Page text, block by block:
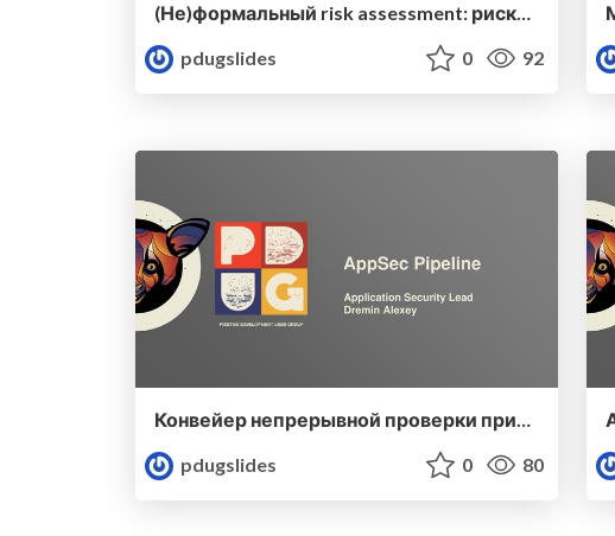
(Не)формальный risk assessment: риски безопасности, понятные бизнесу и разработчикам
pdugslides
0 92
Конвейер непрерывной проверки приложений на безопасность
pdugslides
0 80